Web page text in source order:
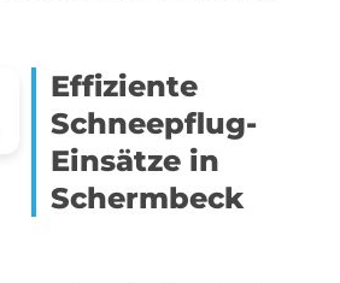
Effiziente
Schneepflug-
Einsätze in
Schermbeck